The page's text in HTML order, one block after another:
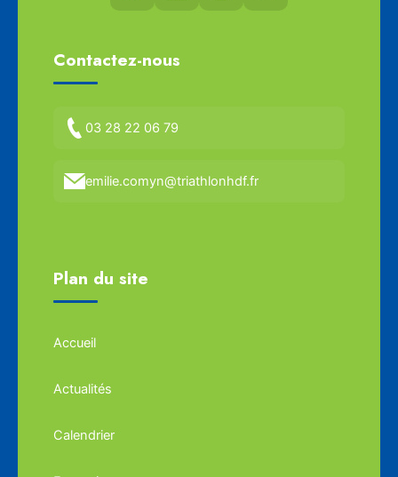
Contactez-nous
03 28 22 06 79
emilie.comyn@triathlonhdf.fr
Plan du site
Accueil
Actualités
Calendrier